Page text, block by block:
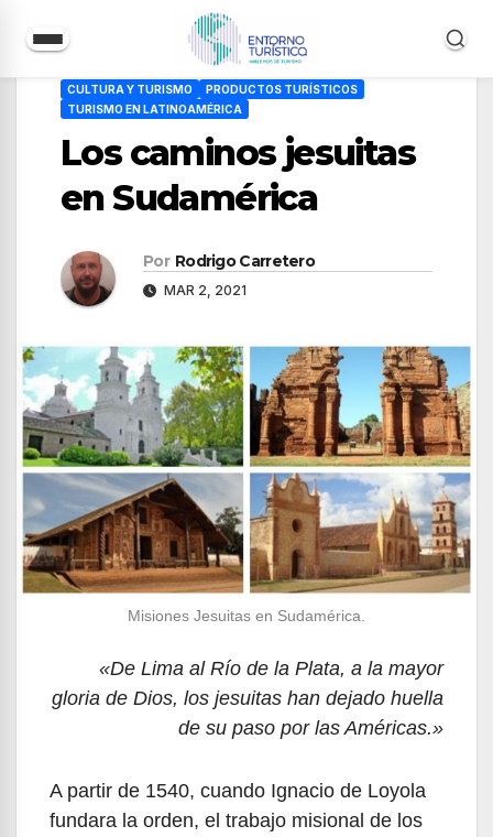
CULTURA Y TURISMO
PRODUCTOS TURÍSTICOS
TURISMO EN LATINOAMÉRICA
Los caminos jesuitas
en Sudamérica
Por Rodrigo Carretero
MAR 2, 2021
Misiones Jesuitas en Sudamérica.
«De Lima al Río de la Plata, a la mayor
gloria de Dios, los jesuitas han dejado huella
de su paso por las Américas.»
A partir de 1540, cuando Ignacio de Loyola
fundara la orden, el trabajo misional de los